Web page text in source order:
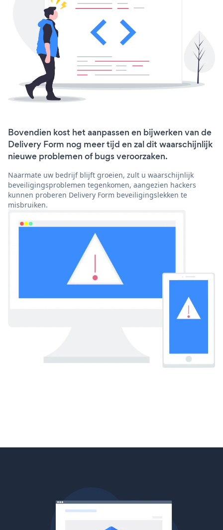
Bovendien kost het aanpassen en bijwerken van de
Delivery Form nog meer tijd en zal dit waarschijnlijk
nieuwe problemen of bugs veroorzaken.
Naarmate uw bedrijf blijft groeien, zult u waarschijnlijk
beveiligingsproblemen tegenkomen, aangezien hackers
kunnen proberen Delivery Form beveiligingslekken te
misbruiken.